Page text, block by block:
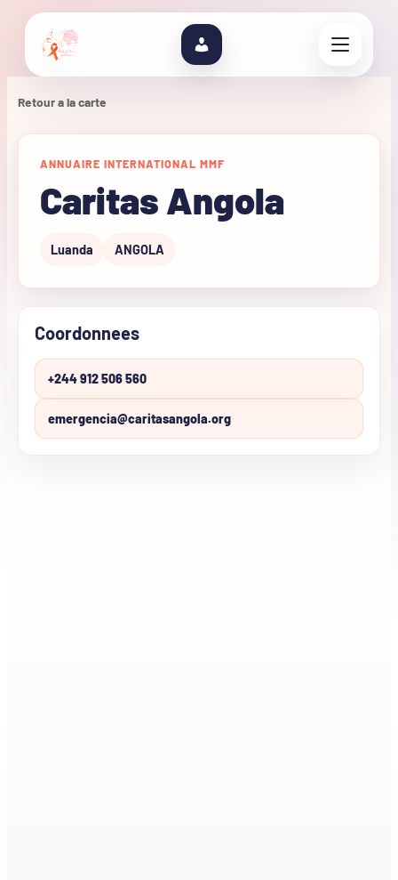
Retour a la carte
ANNUAIRE INTERNATIONAL MMF
Caritas Angola
Luanda ANGOLA
Coordonnees
+244 912 506 560
emergencia@caritasangola.org